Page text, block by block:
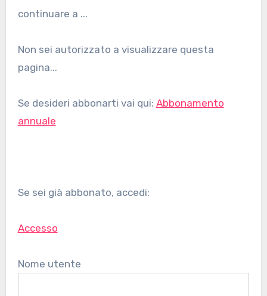
continuare a ...
Non sei autorizzato a visualizzare questa
pagina...
Se desideri abbonarti vai qui: Abbonamento
annuale
Se sei già abbonato, accedi:
Accesso
Nome utente